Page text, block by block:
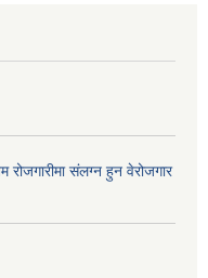
रोजगारीमा संलग्न हुन वेरोजगार